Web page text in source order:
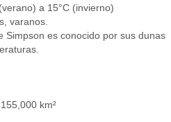
a 15°C (invierno)
varanos.
Simpson es conocido por sus dunas
km²